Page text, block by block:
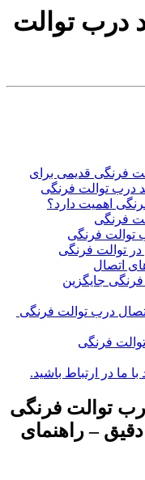
درب توالت
فرنگی قدیمی برای
درب توالت فرنگی
اهمیت دارد؟
فرنگی
جایگزین
درب توالت فرنگی
فرنگی
ما در ارتباط باشید.
توالت فرنگی
– راهنمای